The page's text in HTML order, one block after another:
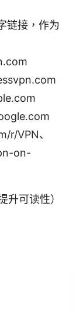
链接，作为
r/VPN、
on-
升可读性）